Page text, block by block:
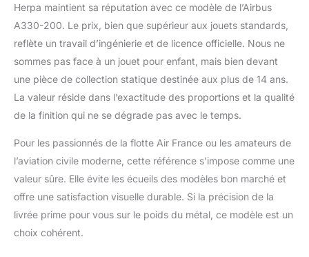
Herpa maintient sa réputation avec ce modèle de l’Airbus
A330-200. Le prix, bien que supérieur aux jouets standards,
reflète un travail d’ingénierie et de licence officielle. Nous ne
sommes pas face à un jouet pour enfant, mais bien devant
une pièce de collection statique destinée aux plus de 14 ans.
La valeur réside dans l’exactitude des proportions et la qualité
de la finition qui ne se dégrade pas avec le temps.
Pour les passionnés de la flotte Air France ou les amateurs de
l’aviation civile moderne, cette référence s’impose comme une
valeur sûre. Elle évite les écueils des modèles bon marché et
offre une satisfaction visuelle durable. Si la précision de la
livrée prime pour vous sur le poids du métal, ce modèle est un
choix cohérent.